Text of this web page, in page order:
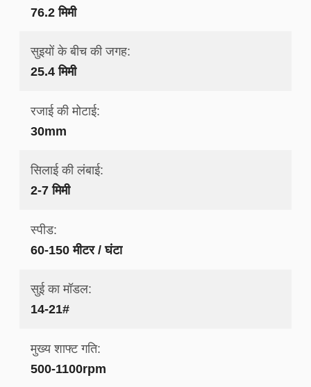
76.2 मिमी
सुइयों के बीच की जगह:
25.4 मिमी
रजाई की मोटाई:
30mm
सिलाई की लंबाई:
2-7 मिमी
स्पीड:
60-150 मीटर / घंटा
सुई का मॉडल:
14-21#
मुख्य शाफ्ट गति:
500-1100rpm